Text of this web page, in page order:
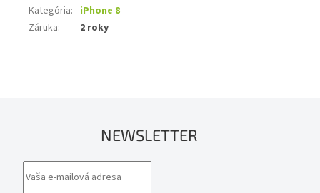
Kategória: iPhone 8
Záruka: 2 roky
NEWSLETTER